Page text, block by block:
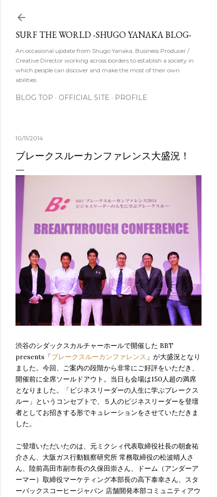
SURF THE WORLD -SHUGO YANAKA BLOG-
An occasional update from Shugo Yanaka, Business Producer /
Creative Director working across borders to establish a society in
which people can discover and make the most of their own
abilities
BLOG TOP OFFICIAL SITE PROFILE
10/11/2014
ブレークスルーカンファレンス大盛況！
渋谷のシダックスカルチャーホールで開催した BBT
presents「ブレークスルーカンファレンス 」が大盛況となり
ました。今回、ご案内の段階から非常にご好評をいただき、
開催前に全席ソールドアウト。当日も会場は150人超の満席
となりました。「ビジネスリーダーの人生に学ぶブレークス
ルー」というコンセプトで、５人のビジネスリーダーを登壇
者としてお招きする形でキュレーションをさせていただきま
した。
ご登壇いただいたのは、元ミクシィ代表取締役社長の朝倉祐
介さん、大阪ガス行動観察研究所 常務取締役の松波晴人さ
ん、陸前高田市副市長の久保田崇さん、ドーム（アンダーア
ーマー）取締役マーケティング本部長の高下泰幸さん、スタ
ーバックスコーヒージャパン 店舗開発本部コミュニティアウ